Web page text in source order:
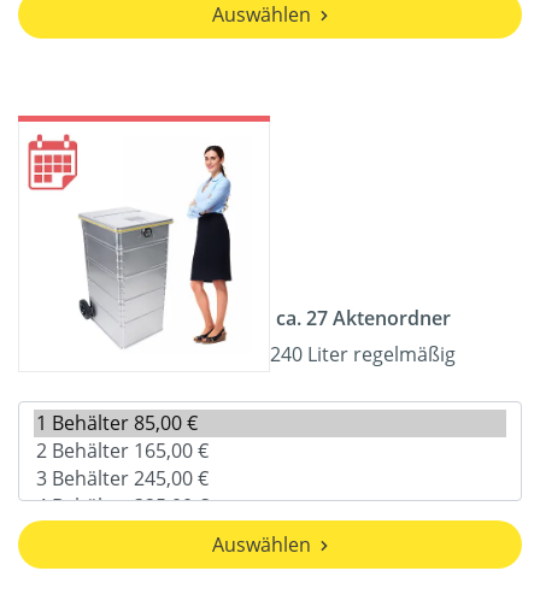
Auswählen
ca. 27 Aktenordner
240 Liter regelmäßig
Auswählen